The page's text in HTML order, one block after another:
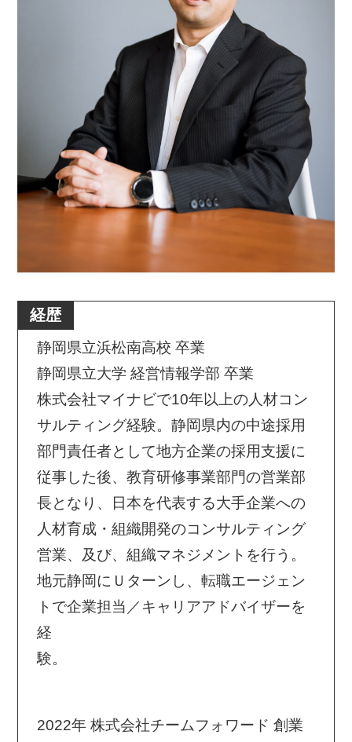
経歴
静岡県立浜松南高校 卒業
静岡県立大学 経営情報学部 卒業
株式会社マイナビで10年以上の人材コン
サルティング経験。静岡県内の中途採用
部門責任者として地方企業の採用支援に
従事した後、教育研修事業部門の営業部
長となり、日本を代表する大手企業への
人材育成・組織開発のコンサルティング
営業、及び、組織マネジメントを行う。
地元静岡にＵターンし、転職エージェン
トで企業担当／キャリアアドバイザーを
経
験。
2022年 株式会社チームフォワード 創業